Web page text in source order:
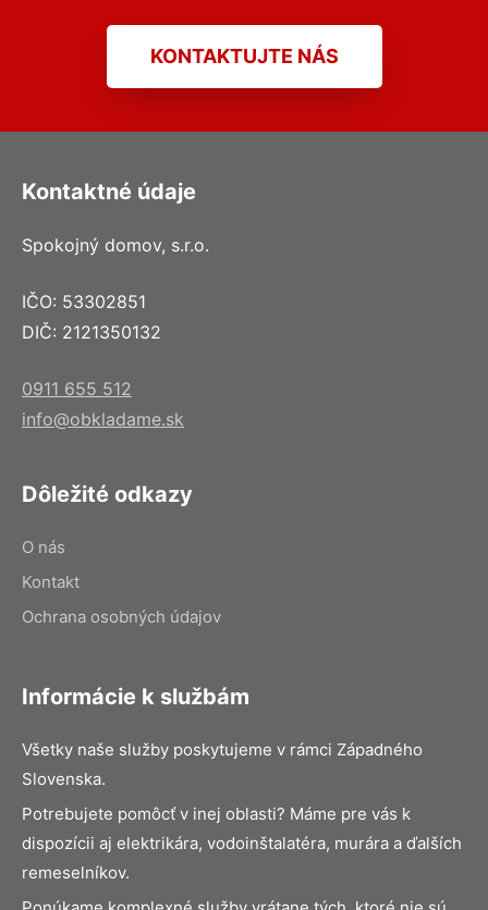
KONTAKTUJTE NÁS
Kontaktné údaje
Spokojný domov, s.r.o.
IČO: 53302851
DIČ: 2121350132
0911 655 512
info@obkladame.sk
Dôležité odkazy
O nás
Kontakt
Ochrana osobných údajov
Informácie k službám
Všetky naše služby poskytujeme v rámci Západného
Slovenska.
Potrebujete pomôcť v inej oblasti? Máme pre vás k
dispozícii aj elektrikára, vodoinštalatéra, murára a ďalších
remeselníkov.